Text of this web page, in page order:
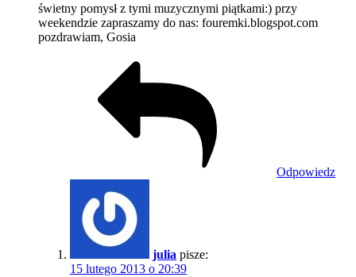
świetny pomysł z tymi muzycznymi piątkami:) przy
weekendzie zapraszamy do nas: fouremki.blogspot.com
pozdrawiam, Gosia
Odpowiedz
julia pisze:
15 lutego 2013 o 20:39